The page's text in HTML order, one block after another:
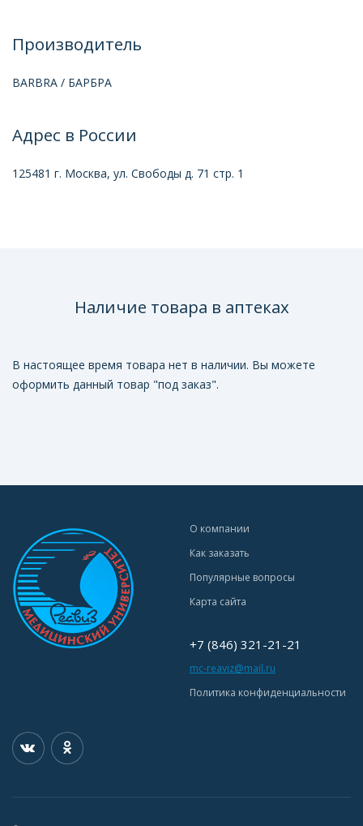
Производитель
BARBRA / БАРБРА
Адрес в России
125481 г. Москва, ул. Свободы д. 71 стр. 1
Наличие товара в аптеках
В настоящее время товара нет в наличии. Вы можете
оформить данный товар "под заказ".
О компании
Как заказать
Популярные вопросы
Карта сайта
+7 (846) 321-21-21
mc-reaviz@mail.ru
Политика конфиденциальности